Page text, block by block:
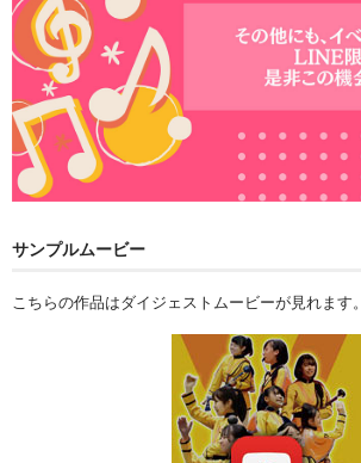
サンプルムービー
こちらの作品はダイジェストムービーが見れます。